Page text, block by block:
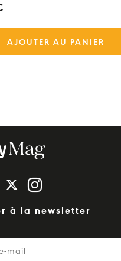
AJOUTER AU PANIER
à la newsletter